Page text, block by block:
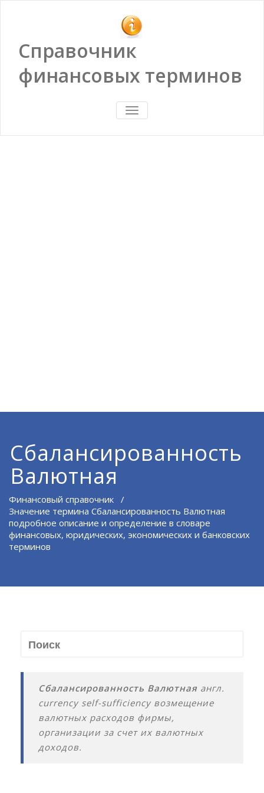
Справочник
финансовых терминов
ПОКАЗАТЬ/
СКРЫТЬ
Сбалансированность
Валютная
Финансовый справочник /
Значение термина Сбалансированность Валютная
подробное описание и определение в словаре
финансовых, юридических, экономических и банковских
терминов
Сбалансированность Валютная англ.
currency self-sufficiency возмещение
валютных расходов фирмы,
организации за счет их валютных
доходов.